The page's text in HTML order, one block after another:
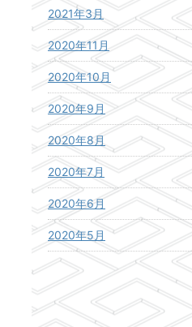
2021年3月
2020年11月
2020年10月
2020年9月
2020年8月
2020年7月
2020年6月
2020年5月